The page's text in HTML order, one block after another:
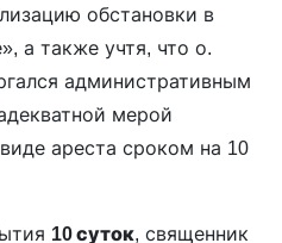
обстановки в
а также учтя, что о.
административным
мерой
ареста сроком на 10
10 суток, священник